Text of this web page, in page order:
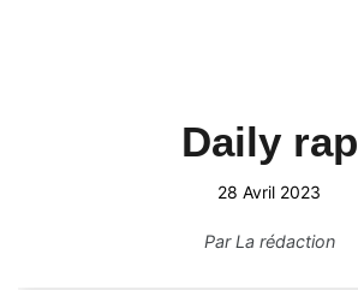
Daily rap
28 Avril 2023
ParLa rédaction